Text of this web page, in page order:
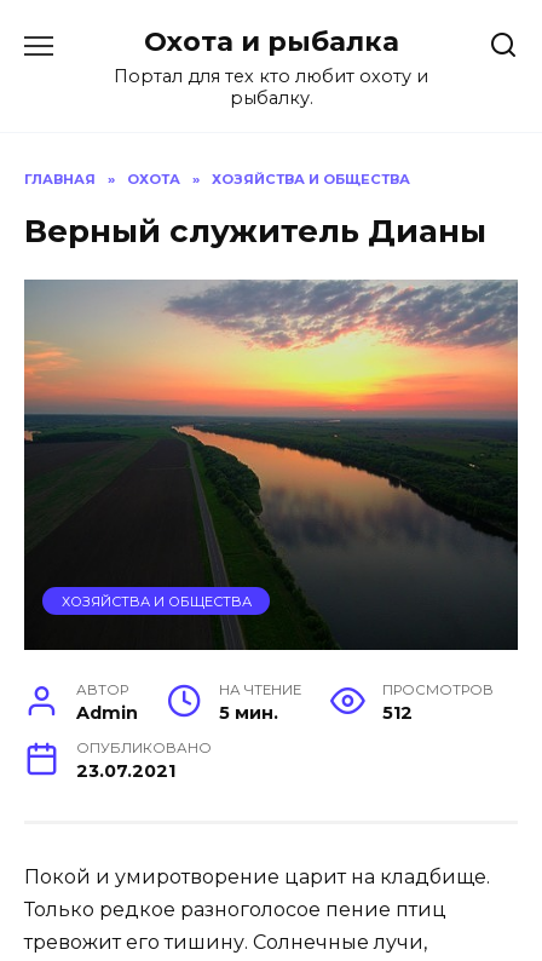
содержанию
Охота и рыбалка
Портал для тех кто любит охоту и
рыбалку.
ГЛАВНАЯ » ОХОТА » ХОЗЯЙСТВА И ОБЩЕСТВА
Верный служитель Дианы
ХОЗЯЙСТВА И ОБЩЕСТВА
АВТОР
Admin
НА ЧТЕНИЕ
5 мин.
ПРОСМОТРОВ
512
ОПУБЛИКОВАНО
23.07.2021
Покой и умиротворение царит на кладбище.
Только редкое разноголосое пение птиц
тревожит его тишину. Солнечные лучи,